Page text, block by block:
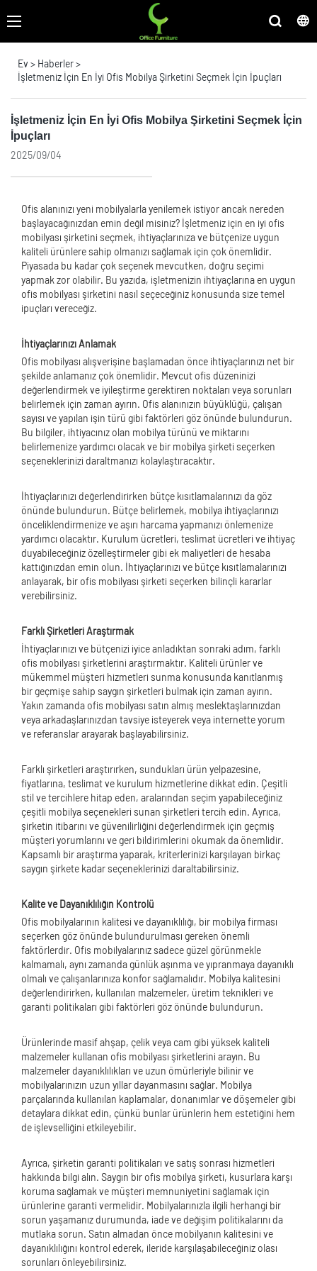
Ev > Haberler>
İşletmeniz İçin En İyi Ofis Mobilya Şirketini Seçmek İçin İpuçları
İşletmeniz İçin En İyi Ofis Mobilya Şirketini Seçmek İçin
İpuçları
2025/09/04
Ofis alanınızı yeni mobilyalarla yenilemek istiyor ancak nereden
başlayacağınızdan emin değil misiniz? İşletmeniz için en iyi ofis
mobilyası şirketini seçmek, ihtiyaçlarınıza ve bütçenize uygun
kaliteli ürünlere sahip olmanızı sağlamak için çok önemlidir.
Piyasada bu kadar çok seçenek mevcutken, doğru seçimi
yapmak zor olabilir. Bu yazıda, işletmenizin ihtiyaçlarına en uygun
ofis mobilyası şirketini nasıl seçeceğiniz konusunda size temel
ipuçları vereceğiz.
İhtiyaçlarınızı Anlamak
Ofis mobilyası alışverişine başlamadan önce ihtiyaçlarınızı net bir
şekilde anlamanız çok önemlidir. Mevcut ofis düzeninizi
değerlendirmek ve iyileştirme gerektiren noktaları veya sorunları
belirlemek için zaman ayırın. Ofis alanınızın büyüklüğü, çalışan
sayısı ve yapılan işin türü gibi faktörleri göz önünde bulundurun.
Bu bilgiler, ihtiyacınız olan mobilya türünü ve miktarını
belirlemenize yardımcı olacak ve bir mobilya şirketi seçerken
seçeneklerinizi daraltmanızı kolaylaştıracaktır.
İhtiyaçlarınızı değerlendirirken bütçe kısıtlamalarınızı da göz
önünde bulundurun. Bütçe belirlemek, mobilya ihtiyaçlarınızı
önceliklendirmenize ve aşırı harcama yapmanızı önlemenize
yardımcı olacaktır. Kurulum ücretleri, teslimat ücretleri ve ihtiyaç
duyabileceğiniz özelleştirmeler gibi ek maliyetleri de hesaba
kattığınızdan emin olun. İhtiyaçlarınızı ve bütçe kısıtlamalarınızı
anlayarak, bir ofis mobilyası şirketi seçerken bilinçli kararlar
verebilirsiniz.
Farklı Şirketleri Araştırmak
İhtiyaçlarınızı ve bütçenizi iyice anladıktan sonraki adım, farklı
ofis mobilyası şirketlerini araştırmaktır. Kaliteli ürünler ve
mükemmel müşteri hizmetleri sunma konusunda kanıtlanmış
bir geçmişe sahip saygın şirketleri bulmak için zaman ayırın.
Yakın zamanda ofis mobilyası satın almış meslektaşlarınızdan
veya arkadaşlarınızdan tavsiye isteyerek veya internette yorum
ve referanslar arayarak başlayabilirsiniz.
Farklı şirketleri araştırırken, sundukları ürün yelpazesine,
fiyatlarına, teslimat ve kurulum hizmetlerine dikkat edin. Çeşitli
stil ve tercihlere hitap eden, aralarından seçim yapabileceğiniz
çeşitli mobilya seçenekleri sunan şirketleri tercih edin. Ayrıca,
şirketin itibarını ve güvenilirliğini değerlendirmek için geçmiş
müşteri yorumlarını ve geri bildirimlerini okumak da önemlidir.
Kapsamlı bir araştırma yaparak, kriterlerinizi karşılayan birkaç
saygın şirkete kadar seçeneklerinizi daraltabilirsiniz.
Kalite ve Dayanıklılığın Kontrolü
Ofis mobilyalarının kalitesi ve dayanıklılığı, bir mobilya firması
seçerken göz önünde bulundurulması gereken önemli
faktörlerdir. Ofis mobilyalarınız sadece güzel görünmekle
kalmamalı, aynı zamanda günlük aşınma ve yıpranmaya dayanıklı
olmalı ve çalışanlarınıza konfor sağlamalıdır. Mobilya kalitesini
değerlendirirken, kullanılan malzemeler, üretim teknikleri ve
garanti politikaları gibi faktörleri göz önünde bulundurun.
Ürünlerinde masif ahşap, çelik veya cam gibi yüksek kaliteli
malzemeler kullanan ofis mobilyası şirketlerini arayın. Bu
malzemeler dayanıklılıkları ve uzun ömürleriyle bilinir ve
mobilyalarınızın uzun yıllar dayanmasını sağlar. Mobilya
parçalarında kullanılan kaplamalar, donanımlar ve döşemeler gibi
detaylara dikkat edin, çünkü bunlar ürünlerin hem estetiğini hem
de işlevselliğini etkileyebilir.
Ayrıca, şirketin garanti politikaları ve satış sonrası hizmetleri
hakkında bilgi alın. Saygın bir ofis mobilya şirketi, kusurlara karşı
koruma sağlamak ve müşteri memnuniyetini sağlamak için
ürünlerine garanti vermelidir. Mobilyalarınızla ilgili herhangi bir
sorun yaşamanız durumunda, iade ve değişim politikalarını da
mutlaka sorun. Satın almadan önce mobilyanın kalitesini ve
dayanıklılığını kontrol ederek, ileride karşılaşabileceğiniz olası
sorunları önleyebilirsiniz.